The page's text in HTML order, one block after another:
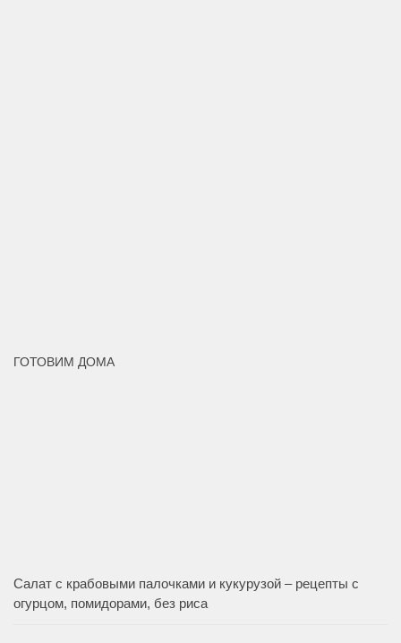
ГОТОВИМ ДОМА
Салат с крабовыми палочками и кукурузой – рецепты с
огурцом, помидорами, без риса